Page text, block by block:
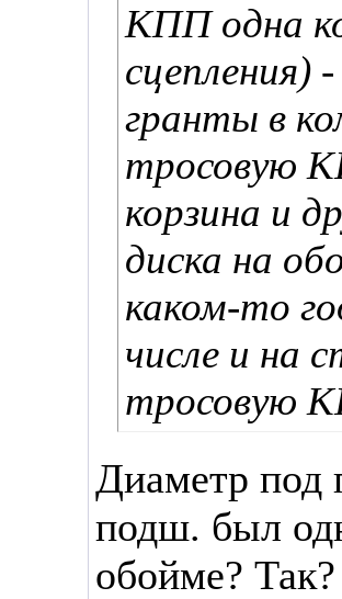
КПП одна
сцепления)
гранты в
тросовую
корзина и
диска на
каком-то
числе и на
тросовую
Диаметр
подш. был
обойме?